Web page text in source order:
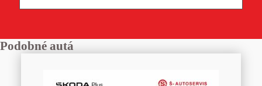
Podobné autá